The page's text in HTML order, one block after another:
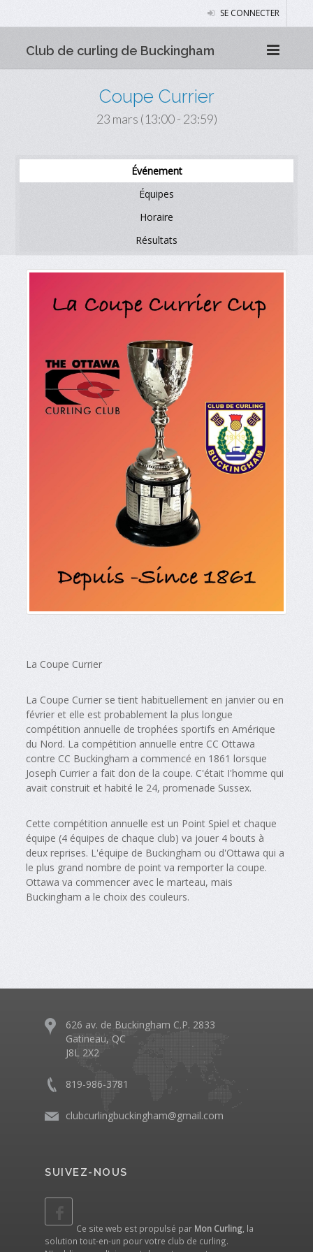
SE CONNECTER
Club de curling de Buckingham
Coupe Currier
23 mars (13:00 - 23:59)
Événement
Équipes
Horaire
Résultats
La Coupe Currier
La Coupe Currier se tient habituellement en janvier ou en
février et elle est probablement la plus longue
compétition annuelle de trophées sportifs en Amérique
du Nord. La compétition annuelle entre CC Ottawa
contre CC Buckingham a commencé en 1861 lorsque
Joseph Currier a fait don de la coupe. C'était I'homme qui
avait construit et habité le 24, promenade Sussex.
Cette compétition annuelle est un Point Spiel et chaque
équipe (4 équipes de chaque club) va jouer 4 bouts à
deux reprises. L'équipe de Buckingham ou d'Ottawa qui a
le plus grand nombre de point va remporter la coupe.
Ottawa va commencer avec le marteau, mais
Buckingham a le choix des couleurs.
626 av. de Buckingham C.P. 2833
Gatineau, QC
J8L 2X2
819-986-3781
clubcurlingbuckingham@gmail.com
SUIVEZ-NOUS
Ce site web est propulsé par Mon Curling , la
solution tout-en-un pour votre club de curling.